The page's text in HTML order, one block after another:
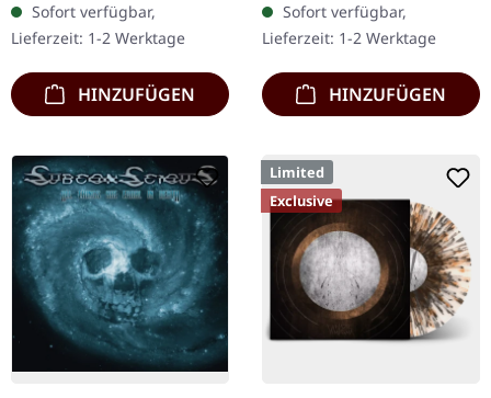
Hinreißender Avantgarde
Black Metal mit…
Sofort verfügbar,
Lieferzeit: 1-2 Werktage
HINZUFÜGEN
Transparentes Doppel-
Vinyl im schweren…
Sofort verfügbar,
Lieferzeit: 1-2 Werktage
HINZUFÜGEN
Limited
Exclusive